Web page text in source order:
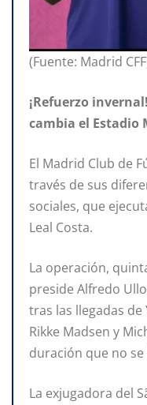
(Fuente: Madrid
¡Refuerzo
cambia el Estadio
El Madrid Club de
través de sus
sociales, que
Leal Costa.
La operación,
preside Alfredo
tras las llegadas de
Rikke Madsen y
duración que no
La exjugadora del